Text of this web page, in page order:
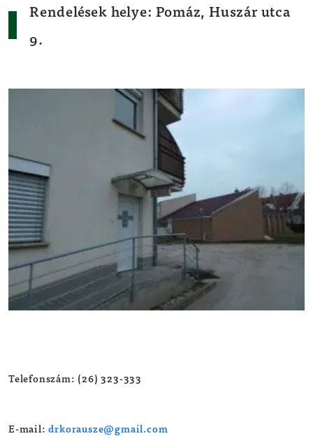
Rendelések helye: Pomáz, Huszár utca
9.
Telefonszám: (26) 323-333
E-mail:drkorausze@gmail.com